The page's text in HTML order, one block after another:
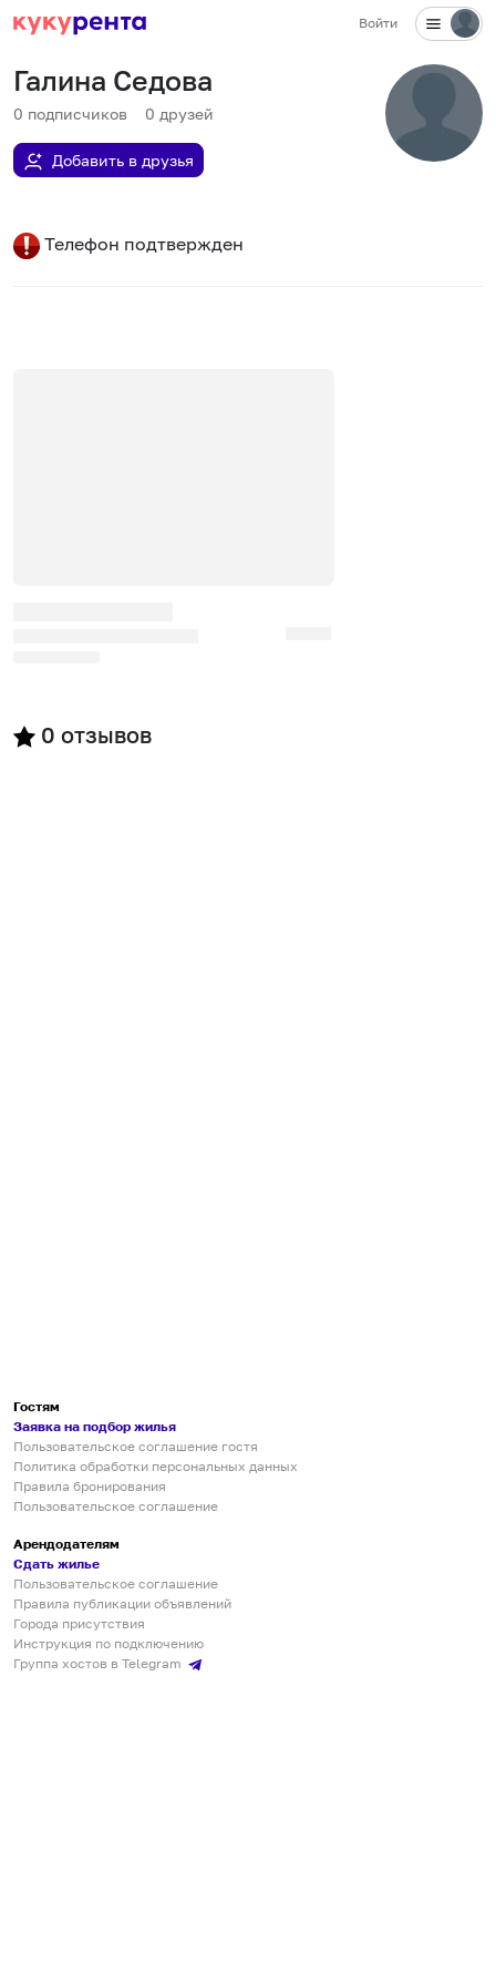
Войти
Галина Седова
0 подписчиков 0 друзей
Добавить в друзья
Телефон подтвержден
0 отзывов
Гостям
Заявка на подбор жилья
Пользовательское соглашение гостя
Политика обработки персональных данных
Правила бронирования
Пользовательское соглашение
Арендодателям
Сдать жилье
Пользовательское соглашение
Правила публикации объявлений
Города присутствия
Инструкция по подключению
Группа хостов в Telegram